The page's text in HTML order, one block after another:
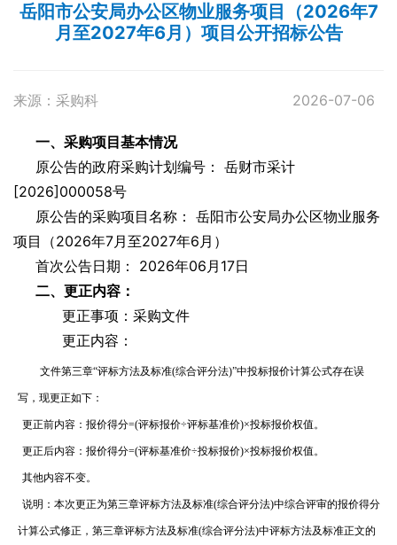
岳阳市公安局办公区物业服务项目（2026年7
月至2027年6月）项目公开招标公告
来源：采购科 2026-07-06
一、采购项目基本情况
原公告的政府采购计划编号： 岳财市采计
[2026]000058号
原公告的采购项目名称： 岳阳市公安局办公区物业服务
项目（2026年7月至2027年6月）
首次公告日期：
2026年06月17日
二、更正内容：
更正事项：采购文件
更正内容：
文件第三章“评标方法及标准(综合评分法)”中投标报价计算公式存在误
写，现更正如下：
更正前内容：报价得分=(评标报价÷评标基准价)×投标报价权值。
更正后内容：报价得分=(评标基准价÷投标报价)×投标报价权值。
其他内容不变。
说明：本次更正为第三章评标方法及标准(综合评分法)中综合评审的报价得分
计算公式修正，第三章评标方法及标准(综合评分法)中评标方法及标准正文的